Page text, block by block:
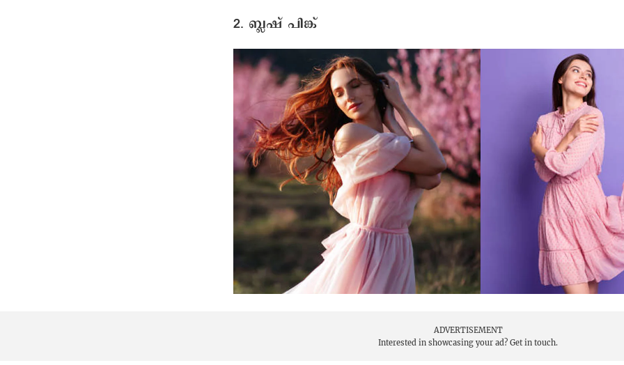
2. ബ്ലഷ് പിങ്ക്
ADVERTISEMENT
Interested in showcasing your ad? Get in touch.